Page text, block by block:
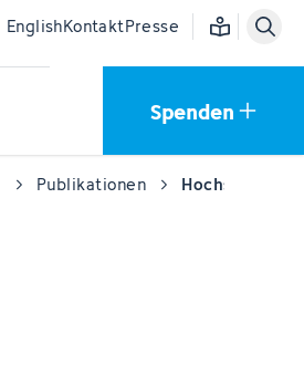
EnglishKontaktPresse Einfache
Spenden
Publikationen